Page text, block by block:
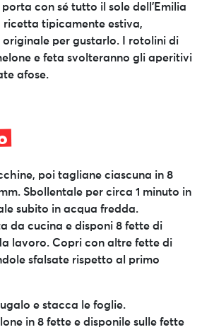
porta con sé tutto il sole dell’Emilia
ricetta tipicamente estiva,
per gustarlo. I rotolini di
e feta svolteranno gli aperitivi
afose.
poi tagliane ciascuna in 8
Sbollentale per circa 1 minuto in
subito in acqua fredda.
da cucina e disponi 8 fette di
lavoro. Copri con altre fette di
sfalsate rispetto al primo
e stacca le foglie.
in 8 fette e disponile sulle fette